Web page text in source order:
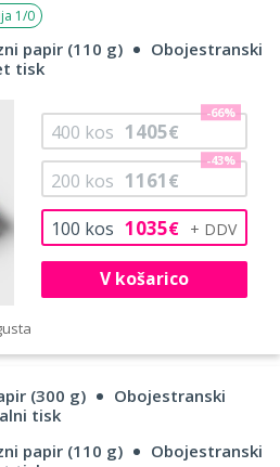
1/0
papir (110 g)
Obojestranski
tisk
100 kos 1035€
200 kos 1161€
-43%
400 kos 1405€
-66%
V košarico
(300 g)
Obojestranski
tisk
papir (110 g)
Obojestranski